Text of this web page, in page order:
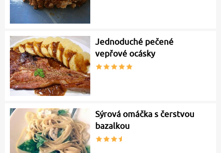
Jednoduché pečené
vepřové ocásky
Sýrová omáčka s čerstvou
bazalkou